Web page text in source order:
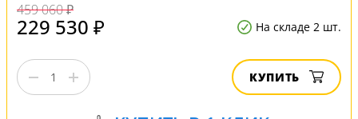
459 060 ₽
229 530 ₽ На складе 2 шт.
КУПИТЬ